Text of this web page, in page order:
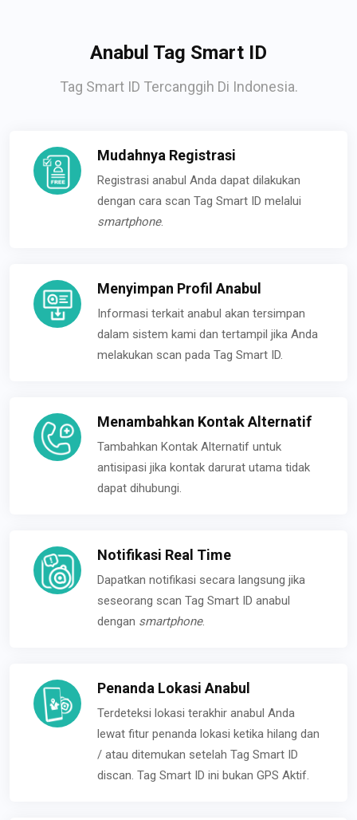
Anabul Tag Smart ID
Tag Smart ID Tercanggih Di Indonesia.
Mudahnya Registrasi
Registrasi anabul Anda dapat dilakukan
dengan cara scan Tag Smart ID melalui
smartphone.
Menyimpan Profil Anabul
Informasi terkait anabul akan tersimpan
dalam sistem kami dan tertampil jika Anda
melakukan scan pada Tag Smart ID.
Menambahkan Kontak Alternatif
Tambahkan Kontak Alternatif untuk
antisipasi jika kontak darurat utama tidak
dapat dihubungi.
Notifikasi Real Time
Dapatkan notifikasi secara langsung jika
seseorang scan Tag Smart ID anabul
dengan smartphone.
Penanda Lokasi Anabul
Terdeteksi lokasi terakhir anabul Anda
lewat fitur penanda lokasi ketika hilang dan
/ atau ditemukan setelah Tag Smart ID
discan. Tag Smart ID ini bukan GPS Aktif.